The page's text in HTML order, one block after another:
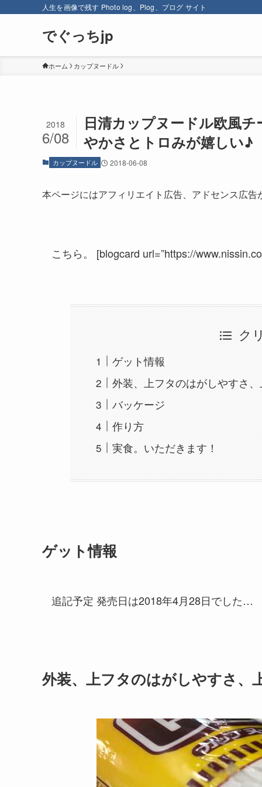
人生を画像で残す Photo log、Plog、プログ サイト
でぐっちjp
ホーム カップヌードル
日清カップヌードル欧風
やかさとトロみが嬉しい♪
2018
6/08
カップヌードル 2018-06-08
本ページにはアフィリエイト広告、アドセンス広告
こちら。 [blogcard url=”https://
ク
ゲット情報
外装、上フタのはがしやすさ
バッケージ
作り方
実食。いただきます！
ゲット情報
追記予定 発売日は2018年4月28日でした…
外装、上フタのはがしやすさ、